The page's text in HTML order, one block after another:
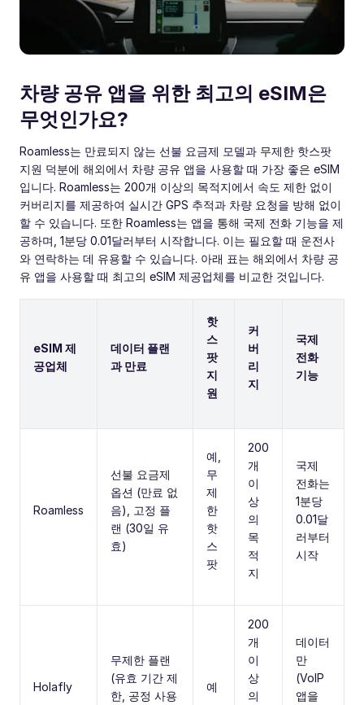
차량 공유 앱을 위한 최고의 eSIM은
무엇인가요?
Roamless는 만료되지 않는 선불 요금제 모델과 무제한 핫스팟
지원 덕분에 해외에서 차량 공유 앱을 사용할 때 가장 좋은 eSIM
입니다. Roamless는 200개 이상의 목적지에서 속도 제한 없이
커버리지를 제공하여 실시간 GPS 추적과 차량 요청을 방해 없이
할 수 있습니다. 또한 Roamless는 앱을 통해 국제 전화 기능을 제
공하며, 1분당 0.01달러부터 시작합니다. 이는 필요할 때 운전사
와 연락하는 데 유용할 수 있습니다. 아래 표는 해외에서 차량 공
유 앱을 사용할 때 최고의 eSIM 제공업체를 비교한 것입니다.
eSIM 제
공업체
데이터 플랜
과 만료
핫
스
팟
지
원
커
버
리
지
국제
전화
기능
Roamless
선불 요금제
옵션 (만료 없
음), 고정 플
랜 (30일 유
효)
예,
무
제
한
핫
스
팟
200
개
이
상
의
목
적
지
국제
전화는
1분당
0.01달
러부터
시작
Holafly
무제한 플랜
(유효 기간 제
한, 공정 사용
예
200
개
이
상
의
데이터
만
(VoIP
앱을